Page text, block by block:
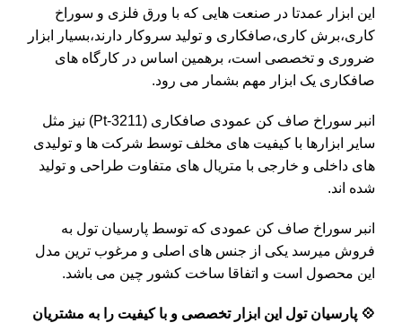
این ابزار عمدتا در صنعت هایی که با ورق فلزی و سوراخ
کاری،برش کاری،صافکاری و تولید سروکار دارند،بسیار ابزار
ضروری و تخصصی است، برهمین اساس در کارگاه های
صافکاری یک ابزار مهم بشمار می رود.
انبر سوراخ صاف کن عمودی صافکاری (Pt-3211) نیز مثل
سایر ابزارها با کیفیت های مخلف توسط شرکت ها و تولیدی
های داخلی و خارجی با متریال های متفاوت طراحی و تولید
شده اند.
انبر سوراخ صاف کن عمودی که توسط پارسیان تول به
فروش میرسد یکی از جنس های اصلی و مرغوب ترین مدل
این محصول است و اتفاقا ساخت کشور چین می باشد.
💠 پارسیان تول این ابزار تخصصی و با کیفیت را به مشتریان